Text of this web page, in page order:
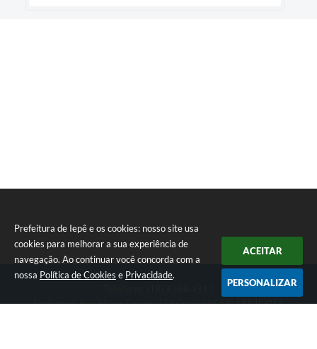
Prefeitura de Iepê e os cookies: nosso site usa
cookies para melhorar a sua experiência de
navegação. Ao continuar você concorda com a
nossa Política de Cookies e Privacidade.
ACEITAR
PERSONALIZAR
Endereço: Rua Minas Gerais, 274 Centro | CEP: 19640-015